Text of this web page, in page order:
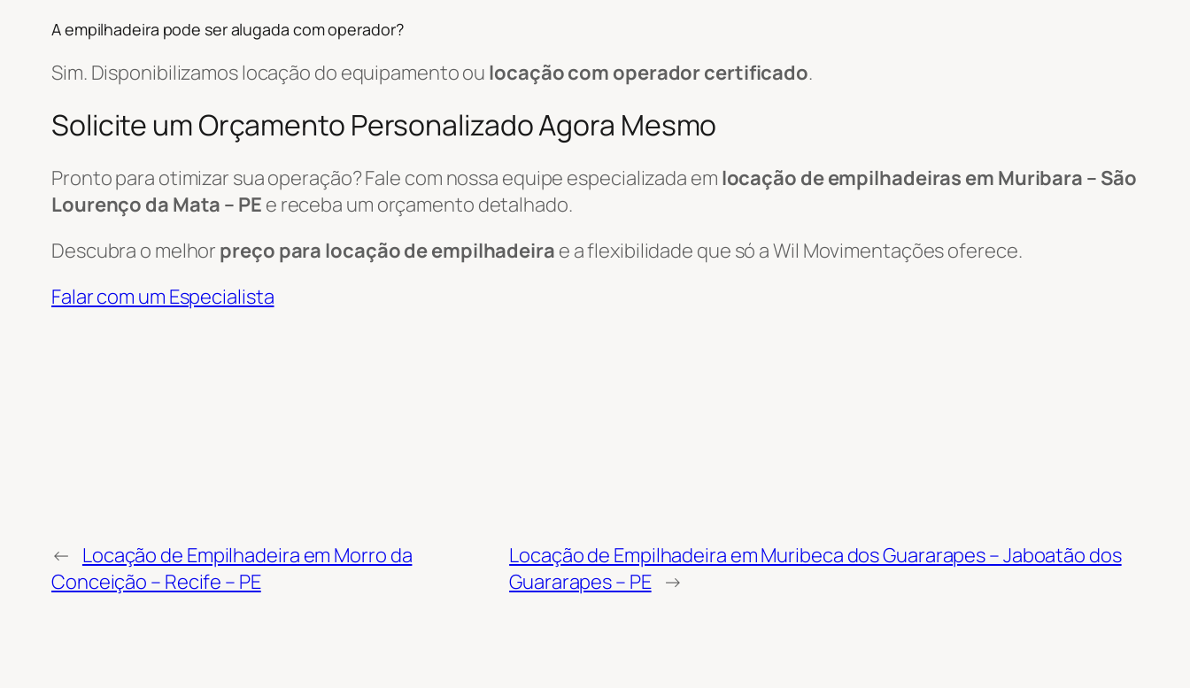
A empilhadeira pode ser alugada com operador?
Sim. Disponibilizamos locação do equipamento ou locação com operador certificado.
Solicite um Orçamento Personalizado Agora Mesmo
Pronto para otimizar sua operação? Fale com nossa equipe especializada em locação de empilhadeiras em Muribara – São
Lourenço da Mata – PE e receba um orçamento detalhado.
Descubra o melhor preço para locação de empilhadeira e a flexibilidade que só a Wil Movimentações oferece.
Falar com um Especialista
← Locação de Empilhadeira em Morro da
Conceição – Recife – PE
Locação de Empilhadeira em Muribeca dos Guararapes – Jaboatão dos
Guararapes – PE →